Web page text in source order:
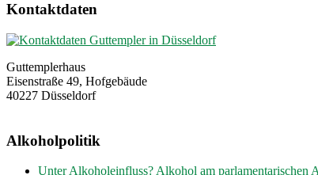
Kontaktdaten
Guttemplerhaus
Eisenstraße 49, Hofgebäude
40227 Düsseldorf
Alkoholpolitik
Unter Alkoholeinfluss? Alkohol am parlamentarischen